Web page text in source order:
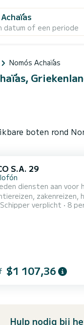
datum of een periode
Nomós Achaḯas
boten rond
S.A. 29
diensten aan voor het huren van
boot huren om
Schipper verplicht 8
$1 107,36
Hulp nodig bij